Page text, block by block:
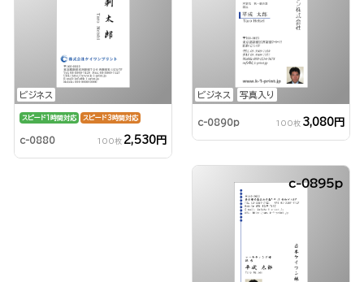
ビジネス
スピード1時間対応 スピード3時間対応
c-0880 100枚 2,530円
ビジネス 写真入り
c-0890p 100枚 3,080円
c-0895p